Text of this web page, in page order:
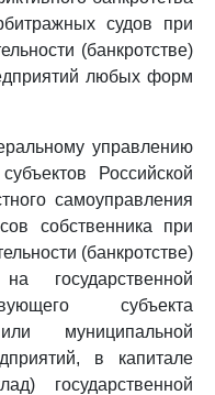
судов при
(банкротстве)
любых форм
управлению
Российской
самоуправления
собственника при
(банкротстве)
государственной
субъекта
муниципальной
в капитале
государственной